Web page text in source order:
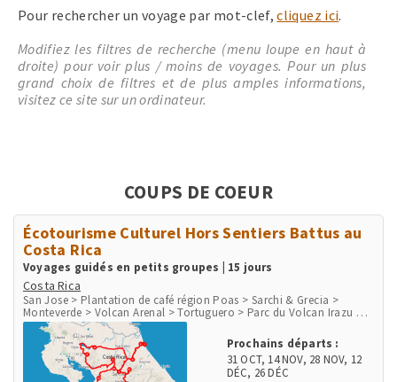
Pour rechercher un voyage par mot-clef,cliquez ici.
Modifiez les filtres de recherche (menu loupe en haut à
droite) pour voir plus / moins de voyages. Pour un plus
grand choix de filtres et de plus amples informations,
visitez ce site sur un ordinateur.
COUPS DE COEUR
Écotourisme Culturel Hors Sentiers Battus au
Costa Rica
Voyages guidés en petits groupes | 15 jours
Costa Rica
San Jose > Plantation de café région Poas > Sarchi & Grecia >
Monteverde > Volcan Arenal > Tortuguero > Parc du Volcan Irazu >
San Gerardo de Dota > Péninsule d'Osa > Parc de Corcovado > Parc
de Manuel Antonio > Playa Herradura & Punta Leona > Rio Tarcoles
& Carara
Prochains départs :
31 OCT, 14 NOV, 28 NOV, 12
DÉC, 26 DÉC